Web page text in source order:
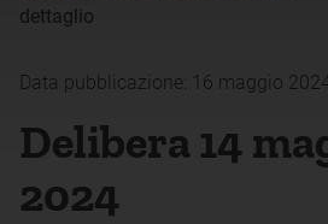
dettaglio
Data pubblicazione: 16 maggio
Delibera 14
2024